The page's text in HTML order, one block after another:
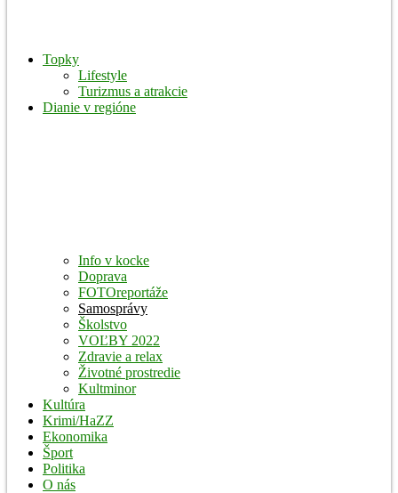
Topky
Lifestyle
Turizmus a atrakcie
Dianie v regióne
Info v kocke
Doprava
FOTOreportáže
Samosprávy
Školstvo
VOĽBY 2022
Zdravie a relax
Životné prostredie
Kultminor
Kultúra
Krimi/HaZZ
Ekonomika
Šport
Politika
O nás